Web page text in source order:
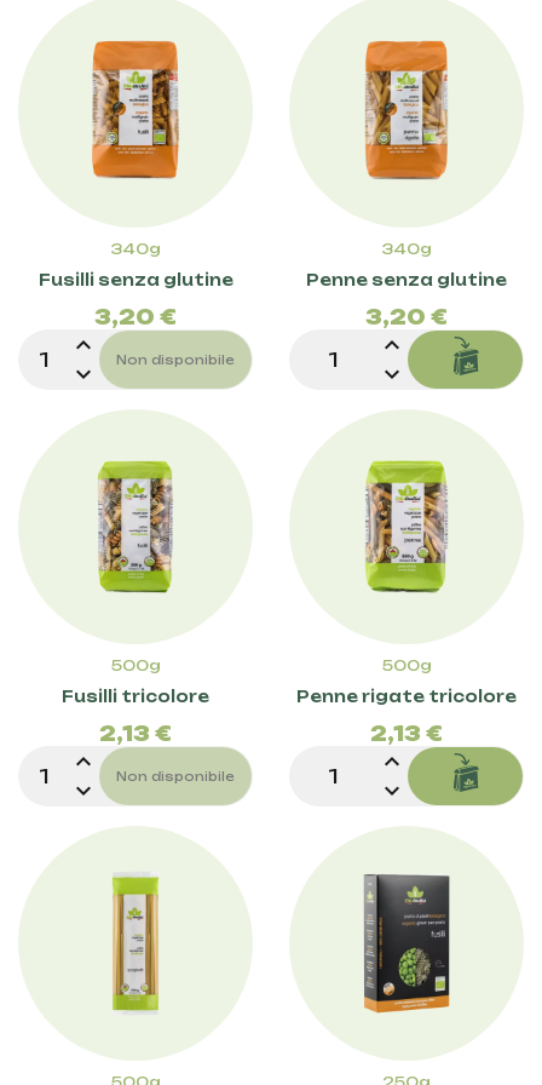
340g
Fusilli senza glutine
Prezzo
3,20 €
expand_less
expand_more
Non disponibile
340g
Penne senza glutine
3,20 €
expand_less
expand_more
500g
Fusilli tricolore
Prezzo
2,13 €
expand_less
expand_more
Non disponibile
500g
Penne rigate tricolore
2,13 €
expand_less
expand_more